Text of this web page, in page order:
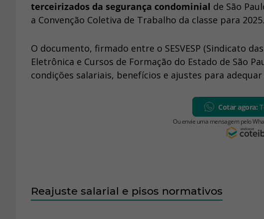
terceirizados da segurança condominial de São
a Convenção Coletiva de Trabalho da classe para 2025.
O documento, firmado entre o SESVESP (Sindicato
Eletrônica e Cursos de Formação do Estado de São
condições salariais, benefícios e ajustes para
Reajuste salarial e pisos normativos